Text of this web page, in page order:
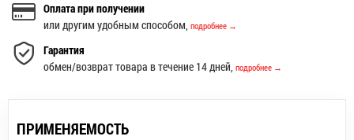
Оплата при получении
или другим удобным способом, подробнее →
Гарантия
обмен/возврат товара в течение 14 дней, подробнее →
ПРИМЕНЯЕМОСТЬ